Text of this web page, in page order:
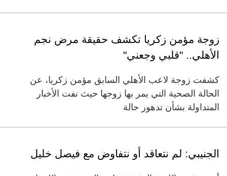
زوجة مؤمن زكريا تكشف حقيقة مرض نجم
الأهلي.. "قلبي وجعني"
كشفت زوجة لاعب الأهلي السابق مؤمن زكريا، عن
الحالة الصحية التي يمر بها زوجها حيث نفت الأخبار
المتداولة بشأن تدهور حالة
الجنيبي: لم نتعاقد أو نتفاوض مع فيصل خليل